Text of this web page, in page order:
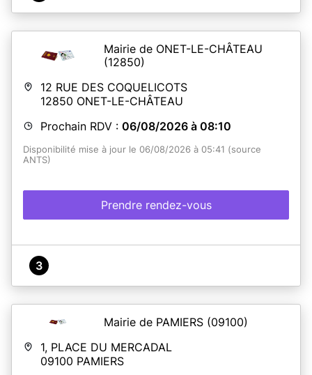
Mairie de ONET-LE-CHÂTEAU
(12850)
12 RUE DES COQUELICOTS
12850 ONET-LE-CHÂTEAU
Prochain RDV : 06/08/2026 à 08:10
Disponibilité mise à jour le 06/08/2026 à 05:41 (source
ANTS)
Prendre rendez-vous
3
Mairie de PAMIERS (09100)
1, PLACE DU MERCADAL
09100 PAMIERS